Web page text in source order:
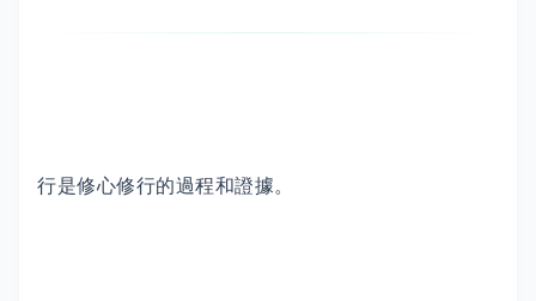
行是修心修行的過程和證據。